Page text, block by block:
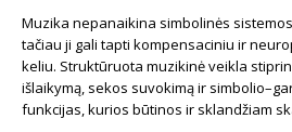
Muzika nepanaikina simbolinės
tačiau ji gali tapti kompensaciniu ir
keliu. Struktūruota muzikinė veikla
išlaikymą, sekos suvokimą ir
funkcijas, kurios būtinos ir sklandžiam